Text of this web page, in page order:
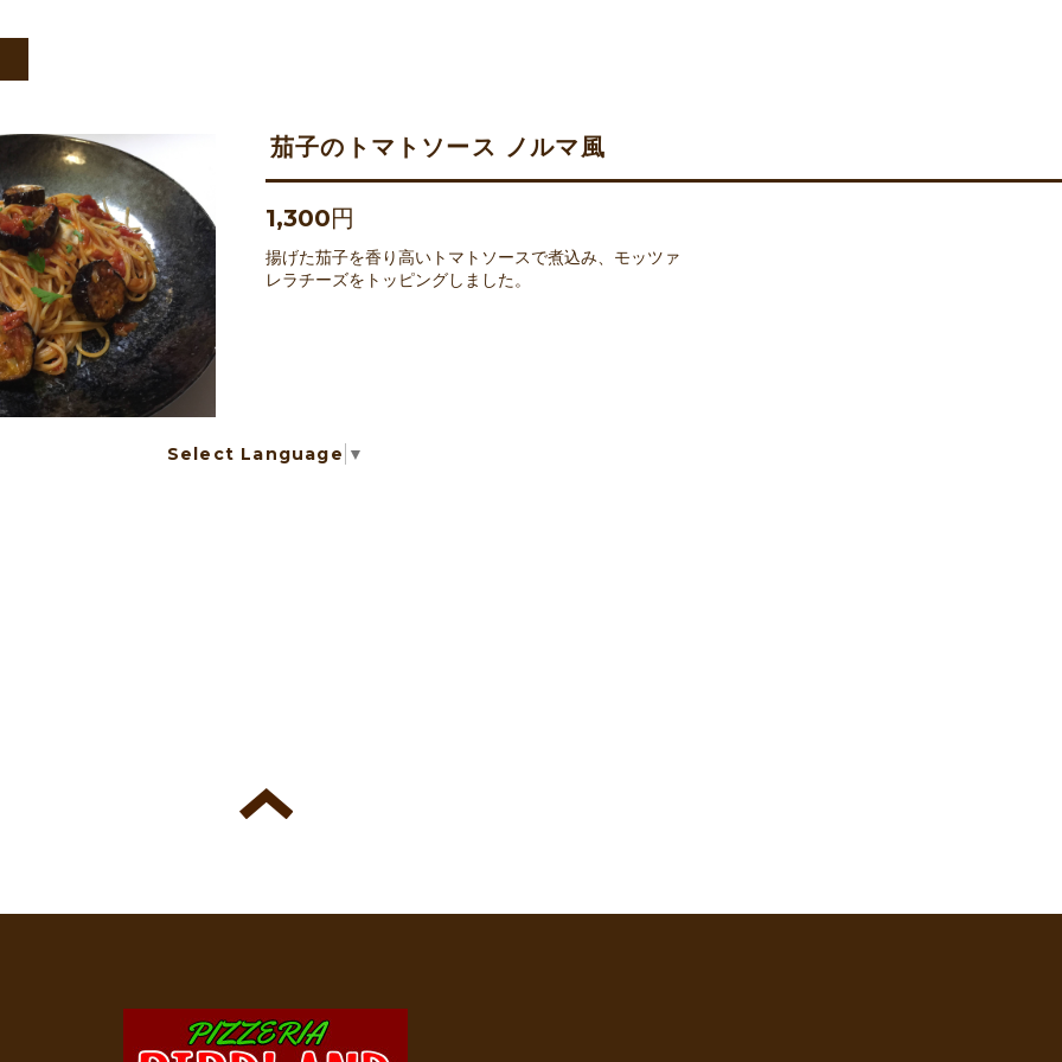
茄子のトマトソース ノルマ風
1,300円
揚げた茄子を香り高いトマトソースで煮込み、モッツァ
レラチーズをトッピングしました。
Select Language ▼